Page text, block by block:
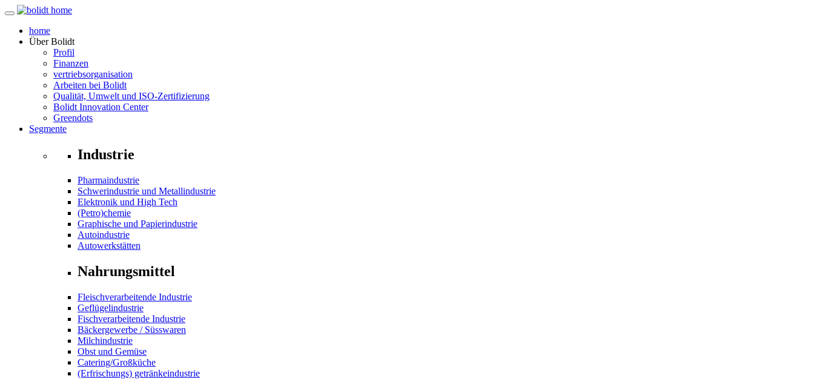
home
ÜberBolidt
Profil
Finanzen
vertriebsorganisation
Arbeiten bei Bolidt
Qualität, Umwelt und ISO-Zertifizierung
Bolidt Innovation Center
Greendots
Segmente
Industrie
Pharmaindustrie
Schwerindustrie und Metallindustrie
Elektronik und High Tech
(Petro)chemie
Graphische und Papierindustrie
Autoindustrie
Autowerkstätten
Nahrungsmittel
Fleischverarbeitende Industrie
Geflügelindustrie
Fischverarbeitende Industrie
Bäckergewerbe / Süsswaren
Milchindustrie
Obst und Gemüse
Catering/Großküche
(Erfrischungs) getränkeindustrie